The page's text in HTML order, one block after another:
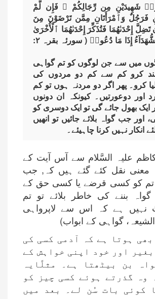
شَهِيدَيْنِ مِن رِّجَالِكُمْ ۖ فَإِن لَّمْ
فَرَجُلٌ وَٱمْرَأَتَانِ مِمَّن تَرْضَوْنَ مِنَ
تَضِلَّ إِحْدَىٰهُمَا فَتُذَكِّرَ إِحْدَىٰهُمَا ٱلْأُخْرَىٰ
ۚ وَلَا يَأْبَ ٱلشُّهَدَآءُ إِذَا مَا دُعُوا۟ ( سورئہ بقرہ ۲:
میں سے جن لوگوں کو تم گواہی
کرو کم سے کم دو مردوں کی
کرو۔ پھر اگر دو مردنہ ہوں تو کم
اور دوعورتیں۔ کیونکہ ان دونوں
ایک بھول جائے گی تو ایک دوسری کو
اور جب گواہ بلائے جائیں تو انھیں
انکار نہیں کرنا چاہیئے۔
علیہ السَّلام سے آس آیت کے
نقل کئے گئے ہیں کہ, جب
کو کسی قرضے یا کسی حق کے
بننے کی خاطر بلائے تو تم
نہیں ہے کہ اس سے لاپرواہی
گواہی کے ابواب)
ہوتا ہے کہ آدمی کسی کی
اور خود اپنی خواہش کے
بن بیٹھتا ہے۔ مثلًایہ
وہ گذرتے ہوئے کسی چیز کو
کوئی بات سُن لے۔ بعد میں